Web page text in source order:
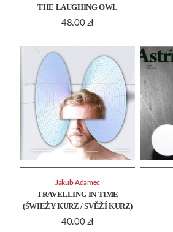
THE LAUGHING OWL
48.00 zł
TRAVELLING IN TIME
(ŚWIEŻY KURZ / SVĚŽÍ KURZ)
40.00 zł
Jakub Adamec